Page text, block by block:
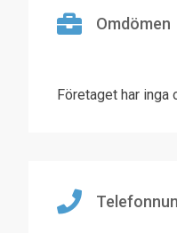
Omdömen
Företaget har inga